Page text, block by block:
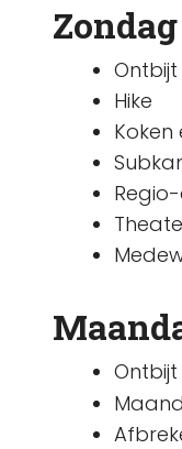
Zondag
Ontbijt
Hike
Koken
Ontbijt